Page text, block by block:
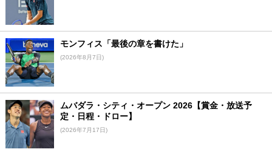
モンフィス「最後の章を書けた」
(2026年8月7日)
ムバダラ・シティ・オープン 2026【賞金・放送予
定・日程・ドロー】
(2026年7月17日)